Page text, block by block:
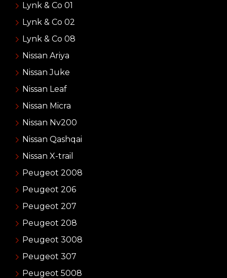
Lynk & Co 01
Lynk & Co 02
Lynk & Co 08
Nissan Ariya
Nissan Juke
Nissan Leaf
Nissan Micra
Nissan Nv200
Nissan Qashqai
Nissan X-trail
Peugeot 2008
Peugeot 206
Peugeot 207
Peugeot 208
Peugeot 3008
Peugeot 307
Peugeot 5008